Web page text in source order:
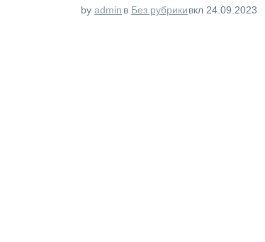
byadmin в Без рубрикивкл 24.09.2023